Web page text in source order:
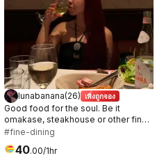
lunabanana(26) เพิ่งถูกจอง
Good food for the soul. Be it
omakase, steakhouse or other fine
dinings. I’m always down to try new
#fine-dining
40.00/1hr